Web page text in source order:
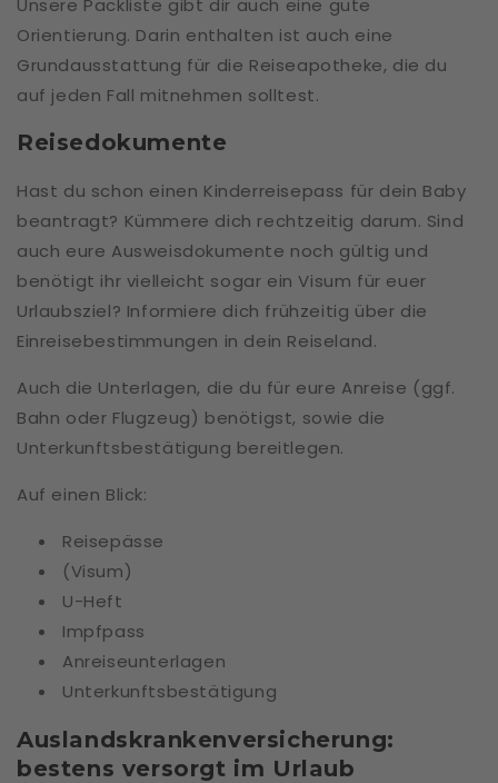
Unsere Packliste gibt dir auch eine gute
Orientierung. Darin enthalten ist auch eine
Grundausstattung für die Reiseapotheke, die du
auf jeden Fall mitnehmen solltest.
Reisedokumente
Hast du schon einen Kinderreisepass für dein Baby
beantragt? Kümmere dich rechtzeitig darum. Sind
auch eure Ausweisdokumente noch gültig und
benötigt ihr vielleicht sogar ein Visum für euer
Urlaubsziel? Informiere dich frühzeitig über die
Einreisebestimmungen in dein Reiseland.
Auch die Unterlagen, die du für eure Anreise (ggf.
Bahn oder Flugzeug) benötigst, sowie die
Unterkunftsbestätigung bereitlegen.
Auf einen Blick:
Reisepässe
(Visum)
U-Heft
Impfpass
Anreiseunterlagen
Unterkunftsbestätigung
Auslandskrankenversicherung:
bestens versorgt im Urlaub